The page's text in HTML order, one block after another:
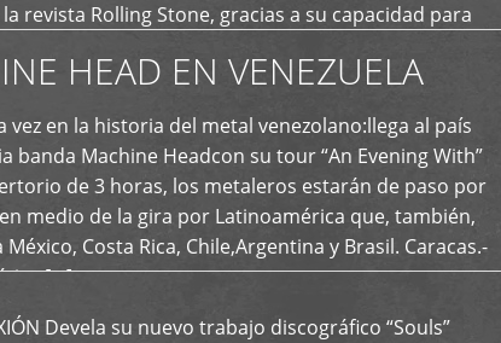
revista Rolling Stone, gracias a su capacidad para
HEAD EN VENEZUELA
vez en la historia del metal venezolano:llega al país
banda Machine Headcon su tour “An Evening With”
de 3 horas, los metaleros estarán de paso por
medio de la gira por Latinoamérica que, también,
México, Costa Rica, Chile,Argentina y Brasil. Caracas.-
[…]
Devela su nuevo trabajo discográfico “Souls”